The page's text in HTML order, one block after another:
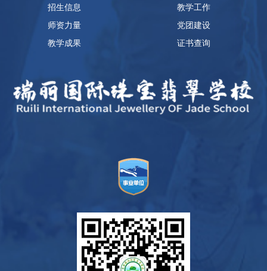
招生信息
教学工作
师资力量
党团建设
教学成果
证书查询